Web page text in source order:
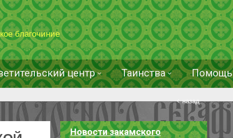
благочиние
центр Таинства Помощь
назад
Новости закамского